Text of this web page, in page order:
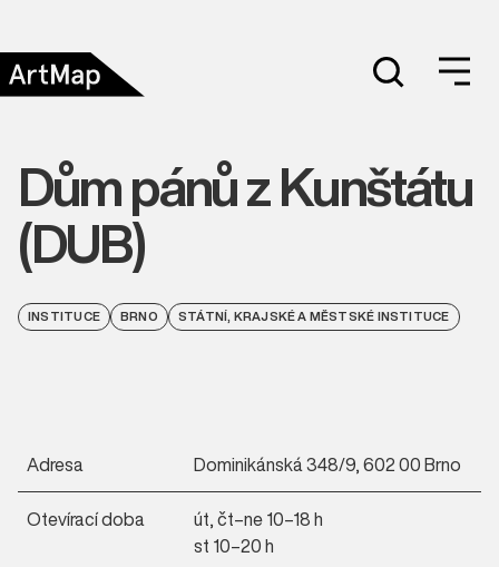
Dům pánů z Kunštátu
(DUB)
INSTITUCE BRNO STÁTNÍ, KRAJSKÉ A MĚSTSKÉ INSTITUCE
Adresa Dominikánská 348/9, 602 00 Brno
Otevírací doba
út, čt–ne 10–18 h
st 10–20 h